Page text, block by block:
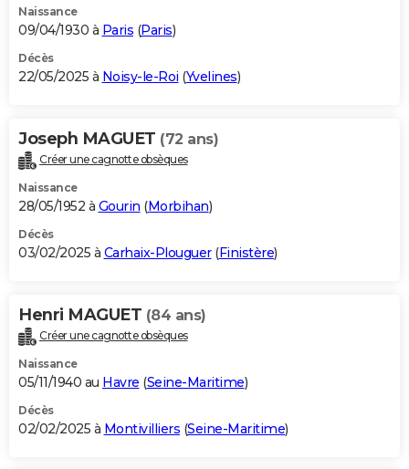
Naissance
09/04/1930 à Paris (Paris)
Décès
22/05/2025 à Noisy-le-Roi (Yvelines)
Joseph MAGUET (72 ans)
Créer une cagnotte obsèques
Naissance
28/05/1952 à Gourin (Morbihan)
Décès
03/02/2025 à Carhaix-Plouguer(Finistère)
Henri MAGUET (84 ans)
Créer une cagnotte obsèques
Naissance
05/11/1940 au Havre (Seine-Maritime)
Décès
02/02/2025 à Montivilliers (Seine-Maritime)